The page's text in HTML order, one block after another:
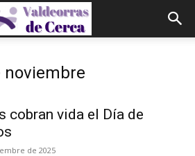
noviembre
cobran vida el Día de
de 2025